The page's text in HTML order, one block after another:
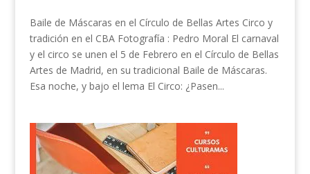
Baile de Máscaras en el Círculo de Bellas Artes Circo y
tradición en el CBA Fotografía : Pedro Moral El carnaval
y el circo se unen el 5 de Febrero en el Círculo de Bellas
Artes de Madrid, en su tradicional Baile de Máscaras.
Esa noche, y bajo el lema El Circo: ¿Pasen...